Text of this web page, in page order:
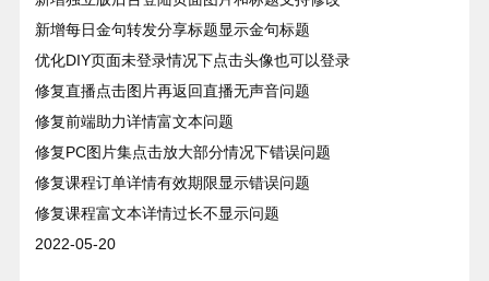
新增每日金句转发分享标题显示金句标题
优化DIY页面未登录情况下点击头像也可以登录
修复直播点击图片再返回直播无声音问题
修复前端助力详情富文本问题
修复PC图片集点击放大部分情况下错误问题
修复课程订单详情有效期限显示错误问题
修复课程富文本详情过长不显示问题
2022-05-20